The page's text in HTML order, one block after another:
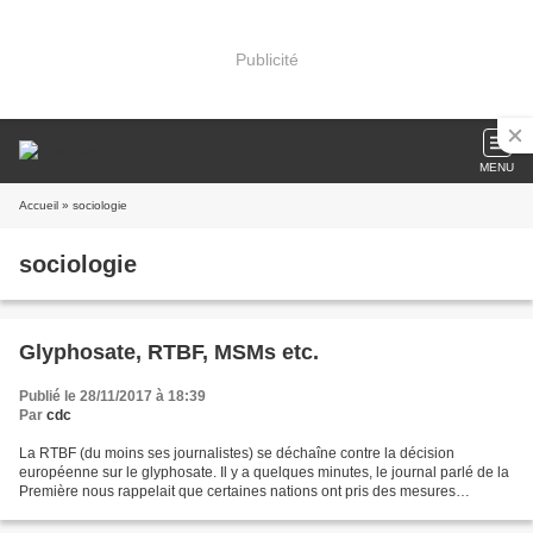
Publicité
MENU
Accueil » sociologie
sociologie
Glyphosate, RTBF, MSMs etc.
Publié le 28/11/2017 à 18:39
Par cdc
La RTBF (du moins ses journalistes) se déchaîne contre la décision
européenne sur le glyphosate. Il y a quelques minutes, le journal parlé de la
Première nous rappelait que certaines nations ont pris des mesures